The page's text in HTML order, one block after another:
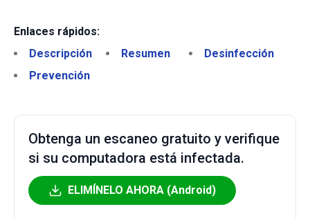
Enlaces rápidos:
Descripción
Resumen
Desinfección
Prevención
Obtenga un escaneo gratuito y verifique
si su computadora está infectada.
ELIMÍNELO AHORA (Android)